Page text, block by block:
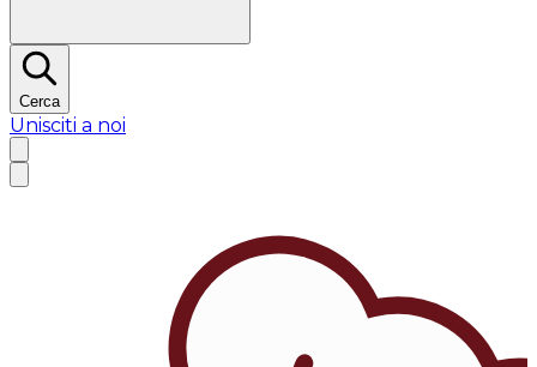
Cerca
Unisciti a noi